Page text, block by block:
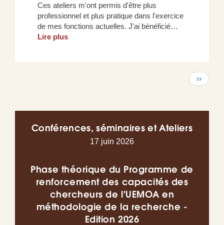
Ces ateliers m'ont permis d'être plus
professionnel et plus pratique dans l'exercice
de mes fonctions actuelles. J'ai bénéficié…
Lire plus
Page
››
Conférences, séminaires et Ateliers
17 juin 2026
Phase théorique du Programme de
renforcement des capacités des
chercheurs de l'UEMOA en
méthodologie de la recherche -
Edition 2026